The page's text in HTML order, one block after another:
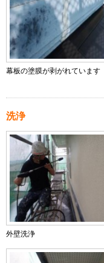
幕板の塗膜が剥がれています
洗浄
外壁洗浄